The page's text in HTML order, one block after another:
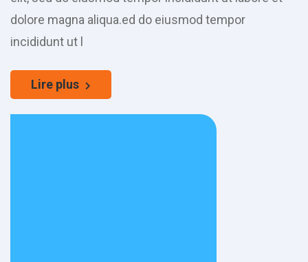
dolore magna aliqua.ed do eiusmod tempor
incididunt ut l
Lire plus